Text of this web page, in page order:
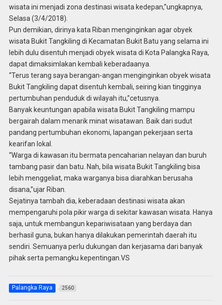
wisata ini menjadi zona destinasi wisata kedepan,”ungkapnya,
Selasa (3/4/2018).
Pun demikian, dirinya kata Riban menginginkan agar obyek
wisata Bukit Tangkiling di Kecamatan Bukit Batu yang selama ini
lebih dulu disentuh menjadi obyek wisata di Kota Palangka Raya,
dapat dimaksimlakan kembali keberadaanya.
“Terus terang saya berangan-angan menginginkan obyek wisata
Bukit Tangkiling dapat disentuh kembali, seiring kian tingginya
pertumbuhan penduduk di wilayah itu,”cetusnya.
Banyak keuntungan apabila wisata Bukit Tangkiling mampu
bergairah dalam menarik minat wisatawan. Baik dari sudut
pandang pertumbuhan ekonomi, lapangan pekerjaan serta
kearifan lokal.
“Warga di kawasan itu bermata pencaharian nelayan dan buruh
tambang pasir dan batu. Nah, bila wisata Bukit Tangkiling bisa
lebih menggeliat, maka warganya bisa diarahkan berusaha
disana,”ujar Riban.
Sejatinya tambah dia, keberadaan destinasi wisata akan
mempengaruhi pola pikir warga di sekitar kawasan wisata. Hanya
saja, untuk membangun kepariwisataan yang berdaya dan
berhasil guna, bukan hanya dilakukan pemerintah daerah itu
sendiri. Semuanya perlu dukungan dan kerjasama dari banyak
pihak serta pemangku kepentingan.VS
Palangka Raya 2560